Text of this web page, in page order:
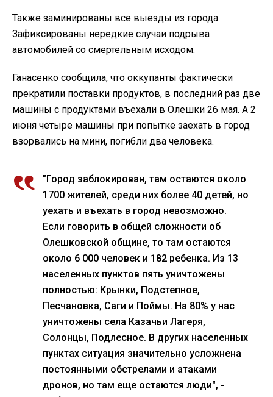
Также заминированы все выезды из города.
Зафиксированы нередкие случаи подрыва
автомобилей со смертельным исходом.
Ганасенко сообщила, что оккупанты фактически
прекратили поставки продуктов, в последний раз две
машины с продуктами въехали в Олешки 26 мая. А 2
июня четыре машины при попытке заехать в город
взорвались на мини, погибли два человека.
"Город заблокирован, там остаются около
1700 жителей, среди них более 40 детей, но
уехать и въехать в город невозможно.
Если говорить в общей сложности об
Олешковской общине, то там остаются
около 6 000 человек и 182 ребенка. Из 13
населенных пунктов пять уничтожены
полностью: Крынки, Подстепное,
Песчановка, Саги и Поймы. На 80% у нас
уничтожены села Казачьи Лагеря,
Солонцы, Подлесное. В других населенных
пунктах ситуация значительно усложнена
постоянными обстрелами и атаками
дронов, но там еще остаются люди", -